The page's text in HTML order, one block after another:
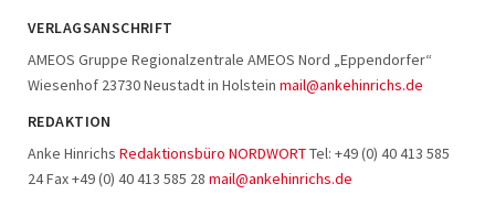
VERLAGSANSCHRIFT
AMEOS Gruppe Regionalzentrale AMEOS Nord „Eppendorfer“
Wiesenhof 23730 Neustadt in Holstein mail@ankehinrichs.de
REDAKTION
Anke Hinrichs Redaktionsbüro NORDWORTTel: +49 (0) 40 413 585
24 Fax +49 (0) 40 413 585 28 mail@ankehinrichs.de